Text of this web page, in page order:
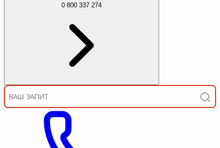
0 800 337 274